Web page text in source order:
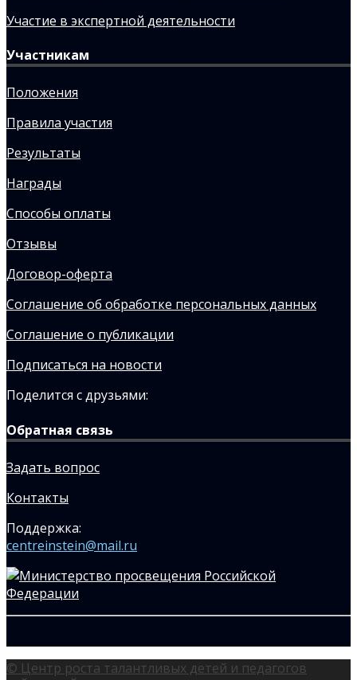
Участие в экспертной деятельности
Участникам
Положения
Правила участия
Результаты
Награды
Способы оплаты
Отзывы
Договор-оферта
Соглашение об обработке персональных данных
Соглашение о публикации
Подписаться на новости
Поделится с друзьями:
Обратная связь
Задать вопрос
Контакты
Поддержка:
centreinstein@mail.ru
© Центр роста талантливых детей и педагогов